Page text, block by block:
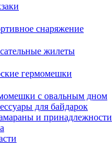
снаряжение
жилеты
гермомешки
с овальным дном
для байдарок
и принадлежности